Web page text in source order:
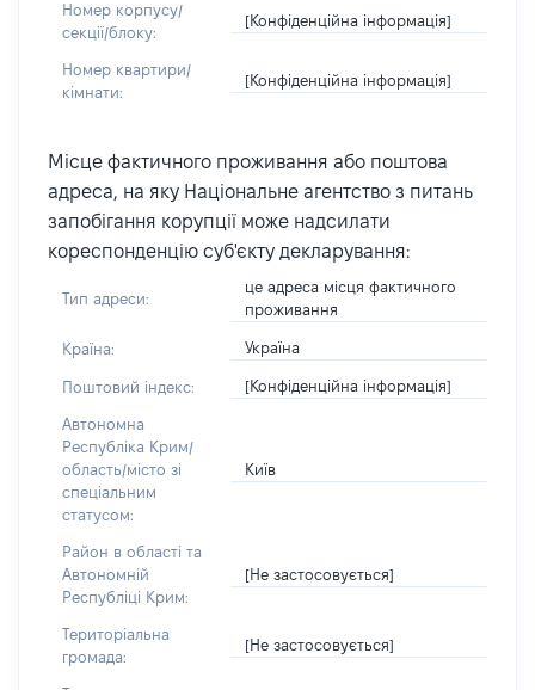
Номер корпусу/
секції/блоку:
[Конфіденційна інформація]
Номер квартири/
кімнати:
[Конфіденційна інформація]
Місце фактичного проживання або поштова
адреса, на яку Національне агентство з питань
запобігання корупції може надсилати
кореспонденцію суб'єкту декларування:
Тип адреси:
це адреса місця фактичного
проживання
Країна: Україна
Поштовий індекс: [Конфіденційна інформація]
Автономна
Республіка Крим/
область/місто зі
спеціальним
статусом:
Київ
Район в області та
Автономній
Республіці Крим:
[Не застосовується]
Територіальна
громада:
[Не застосовується]